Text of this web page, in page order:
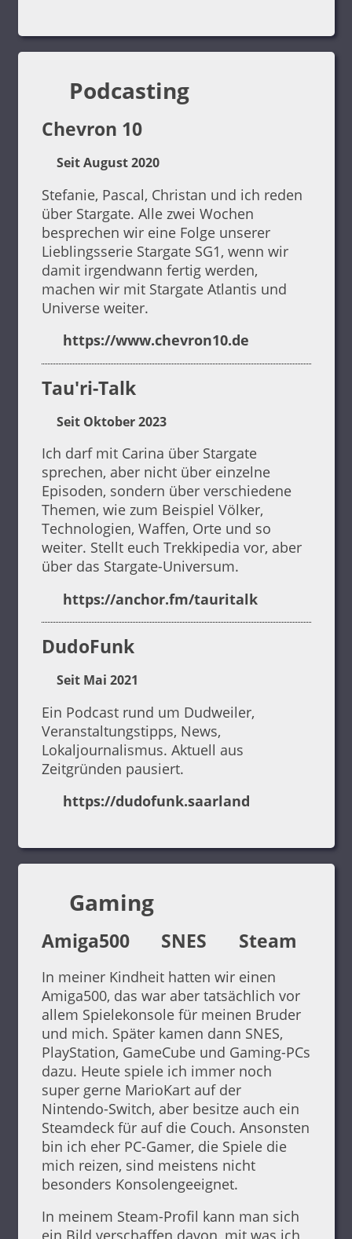
Podcasting
Chevron 10
Seit August 2020
Stefanie, Pascal, Christan und ich reden
über Stargate. Alle zwei Wochen
besprechen wir eine Folge unserer
Lieblingsserie Stargate SG1, wenn wir
damit irgendwann fertig werden,
machen wir mit Stargate Atlantis und
Universe weiter.
https://www.chevron10.de
Tau'ri-Talk
Seit Oktober 2023
Ich darf mit Carina über Stargate
sprechen, aber nicht über einzelne
Episoden, sondern über verschiedene
Themen, wie zum Beispiel Völker,
Technologien, Waffen, Orte und so
weiter. Stellt euch Trekkipedia vor, aber
über das Stargate-Universum.
https://anchor.fm/tauritalk
DudoFunk
Seit Mai 2021
Ein Podcast rund um Dudweiler,
Veranstaltungstipps, News,
Lokaljournalismus. Aktuell aus
Zeitgründen pausiert.
https://dudofunk.saarland
Gaming
Amiga500 SNES Steam
In meiner Kindheit hatten wir einen
Amiga500, das war aber tatsächlich vor
allem Spielekonsole für meinen Bruder
und mich. Später kamen dann SNES,
PlayStation, GameCube und Gaming-PCs
dazu. Heute spiele ich immer noch
super gerne MarioKart auf der
Nintendo-Switch, aber besitze auch ein
Steamdeck für auf die Couch. Ansonsten
bin ich eher PC-Gamer, die Spiele die
mich reizen, sind meistens nicht
besonders Konsolengeeignet.
In meinem Steam-Profil kann man sich